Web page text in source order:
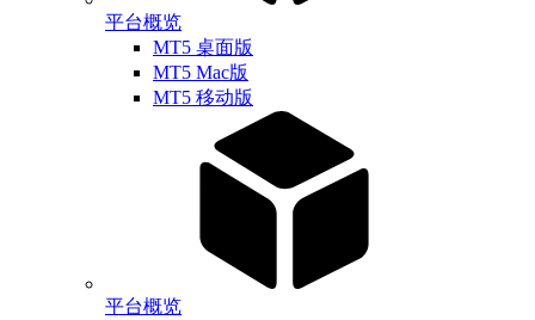
平台概览
MT5 桌面版
MT5 Mac版
MT5 移动版
平台概览